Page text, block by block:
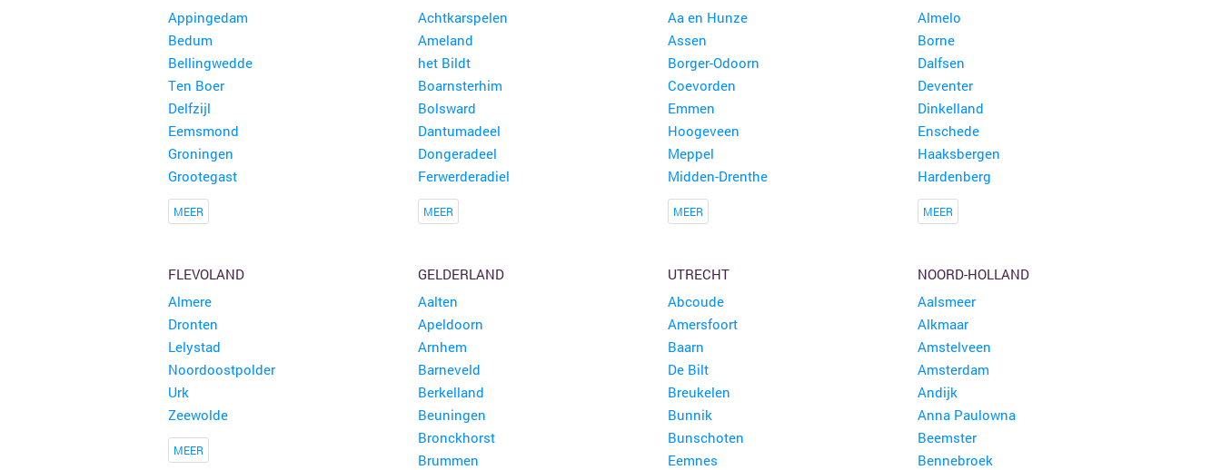
Appingedam
Bedum
Bellingwedde
Ten Boer
Delfzijl
Eemsmond
Groningen
Grootegast
MEER
Achtkarspelen
Ameland
het Bildt
Boarnsterhim
Bolsward
Dantumadeel
Dongeradeel
Ferwerderadiel
MEER
Aa en Hunze
Assen
Borger-Odoorn
Coevorden
Emmen
Hoogeveen
Meppel
Midden-Drenthe
MEER
Almelo
Borne
Dalfsen
Deventer
Dinkelland
Enschede
Haaksbergen
Hardenberg
MEER
FLEVOLAND
Almere
Dronten
Lelystad
Noordoostpolder
Urk
Zeewolde
MEER
GELDERLAND
Aalten
Apeldoorn
Arnhem
Barneveld
Berkelland
Beuningen
Bronckhorst
Brummen
UTRECHT
Abcoude
Amersfoort
Baarn
De Bilt
Breukelen
Bunnik
Bunschoten
Eemnes
NOORD-HOLLAND
Aalsmeer
Alkmaar
Amstelveen
Amsterdam
Andijk
Anna Paulowna
Beemster
Bennebroek